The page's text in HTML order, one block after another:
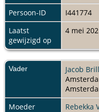
Persoon-ID
I441774
Laatst
gewijzigd op
4 mei
Vader Jacob
Moeder
Rebekka